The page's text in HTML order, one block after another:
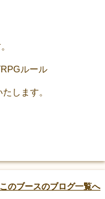
ルール
します。
このブースのブログ一覧へ